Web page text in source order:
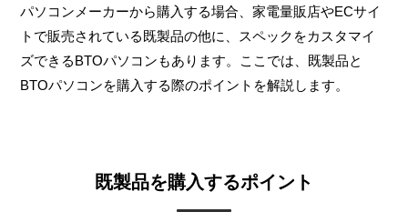
パソコンメーカーから購入する場合、家電量販店やECサイ
トで販売されている既製品の他に、スペックをカスタマイ
ズできるBTOパソコンもあります。ここでは、既製品と
BTOパソコンを購入する際のポイントを解説します。
既製品を購入するポイント